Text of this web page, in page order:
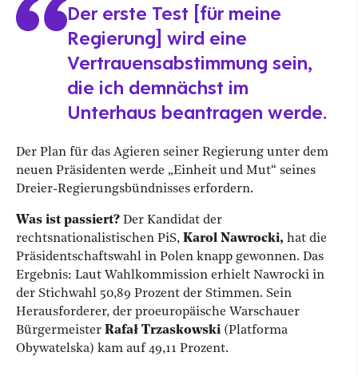
Der erste Test [für meine
Regierung] wird eine
Vertrauensabstimmung sein,
die ich demnächst im
Unterhaus beantragen werde.
Der Plan für das Agieren seiner Regierung unter dem
neuen Präsidenten werde „Einheit und Mut“ seines
Dreier-Regierungsbündnisses erfordern.
Was ist passiert? Der Kandidat der
rechtsnationalistischen PiS, Karol Nawrocki, hat die
Präsidentschaftswahl in Polen knapp gewonnen. Das
Ergebnis: Laut Wahlkommission erhielt Nawrocki in
der Stichwahl 50,89 Prozent der Stimmen. Sein
Herausforderer, der proeuropäische Warschauer
Bürgermeister Rafał Trzaskowski (Platforma
Obywatelska) kam auf 49,11 Prozent.